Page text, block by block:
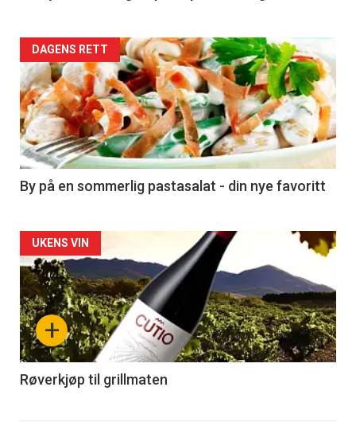
Forsiden
akkurat
nå
-
5
DAGENS RETT
By på en sommerlig pastasalat - din nye favoritt
Forsiden
akkurat
nå
-
6
+
UKENS VIN
Røverkjøp til grillmaten